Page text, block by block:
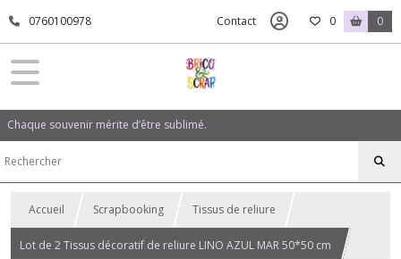
0760100978 Contact 0 0
Chaque souvenir mérite d’être sublimé.
Accueil Scrapbooking Tissus de reliure
Lot de 2 Tissus décoratif de reliure LINO AZUL MAR 50*50 cm